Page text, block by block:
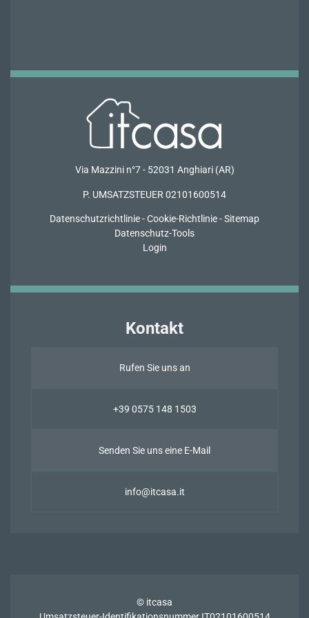
Via Mazzini n°7 - 52031 Anghiari (AR)
P. UMSATZSTEUER 02101600514
Datenschutzrichtlinie-Cookie-Richtlinie-Sitemap
Datenschutz-Tools
Login
Kontakt
Rufen Sie uns an
+39 0575 148 1503
Senden Sie uns eine E-Mail
info@itcasa.it
© itcasa